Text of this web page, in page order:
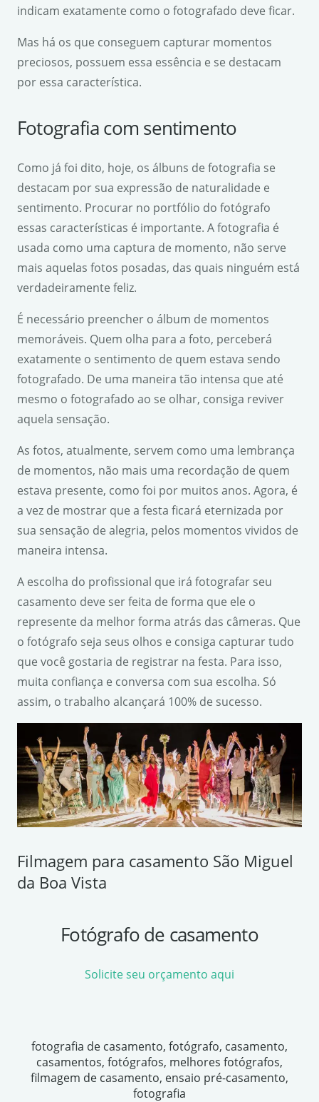
indicam exatamente como o fotografado deve ficar.
Mas há os que conseguem capturar momentos
preciosos, possuem essa essência e se destacam
por essa característica.
Fotografia com sentimento
Como já foi dito, hoje, os álbuns de fotografia se
destacam por sua expressão de naturalidade e
sentimento. Procurar no portfólio do fotógrafo
essas características é importante. A fotografia é
usada como uma captura de momento, não serve
mais aquelas fotos posadas, das quais ninguém está
verdadeiramente feliz.
É necessário preencher o álbum de momentos
memoráveis. Quem olha para a foto, perceberá
exatamente o sentimento de quem estava sendo
fotografado. De uma maneira tão intensa que até
mesmo o fotografado ao se olhar, consiga reviver
aquela sensação.
As fotos, atualmente, servem como uma lembrança
de momentos, não mais uma recordação de quem
estava presente, como foi por muitos anos. Agora, é
a vez de mostrar que a festa ficará eternizada por
sua sensação de alegria, pelos momentos vividos de
maneira intensa.
A escolha do profissional que irá fotografar seu
casamento deve ser feita de forma que ele o
represente da melhor forma atrás das câmeras. Que
o fotógrafo seja seus olhos e consiga capturar tudo
que você gostaria de registrar na festa. Para isso,
muita confiança e conversa com sua escolha. Só
assim, o trabalho alcançará 100% de sucesso.
Filmagem para casamento São Miguel
da Boa Vista
Fotógrafo de casamento
Solicite seu orçamento aqui
fotografia de casamento, fotógrafo, casamento,
casamentos, fotógrafos, melhores fotógrafos,
filmagem de casamento, ensaio pré-casamento,
fotografia